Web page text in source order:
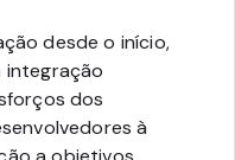
desde o início,
integração
dos
à